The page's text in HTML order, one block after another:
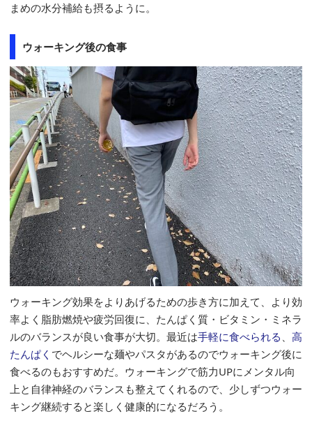
まめの水分補給も摂るように。
ウォーキング後の食事
ウォーキング効果をよりあげるための歩き方に加えて、より効
率よく脂肪燃焼や疲労回復に、たんぱく質・ビタミン・ミネラ
ルのバランスが良い食事が大切。最近は手軽に食べられる 、 高
たんぱく でヘルシーな麺やパスタがあるのでウォーキング後に
食べるのもおすすめだ。ウォーキングで筋力UPにメンタル向
上と自律神経のバランスも整えてくれるので、少しずつウォー
キング継続すると楽しく健康的になるだろう。